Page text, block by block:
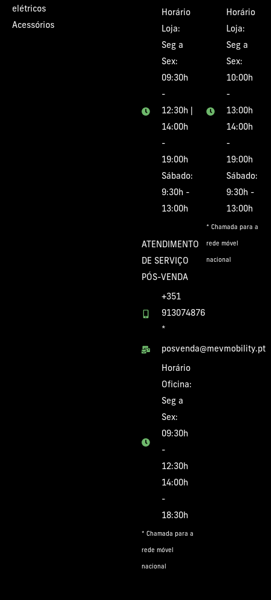
elétricos
Acessórios
Horário
Loja:
Seg a
Sex:
09:30h
-
12:30h |
14:00h
-
19:00h
Sábado:
9:30h -
13:00h
ATENDIMENTO
DE SERVIÇO
PÓS-VENDA
+351
913074876
*
posvenda@mevmobility.pt
Horário
Oficina:
Seg a
Sex:
09:30h
-
12:30h
14:00h
-
18:30h
* Chamada para a
rede móvel
nacional
Horário
Loja:
Seg a
Sex:
10:00h
-
13:00h
14:00h
-
19:00h
Sábado:
9:30h -
13:00h
* Chamada para a
rede móvel
nacional